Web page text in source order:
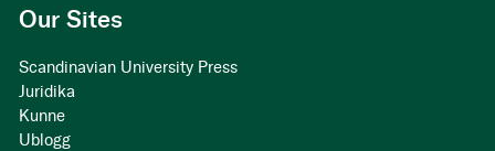
Our Sites
Scandinavian University Press
Juridika
Kunne
Ublogg